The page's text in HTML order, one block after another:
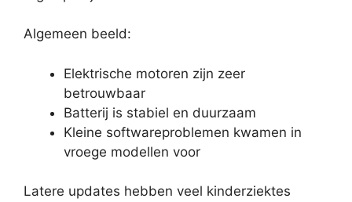
Algemeen beeld:
Elektrische motoren zijn zeer
betrouwbaar
Batterij is stabiel en duurzaam
Kleine softwareproblemen kwamen in
vroege modellen voor
Latere updates hebben veel kinderziektes